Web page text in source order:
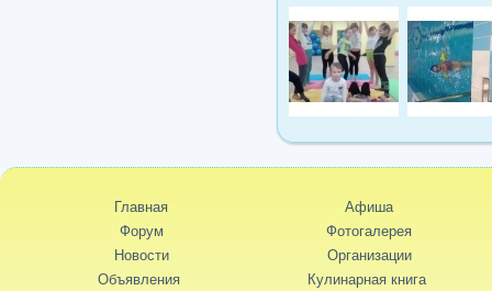
Главная
Форум
Новости
Объявления
Афиша
Фотогалерея
Организации
Кулинарная книга